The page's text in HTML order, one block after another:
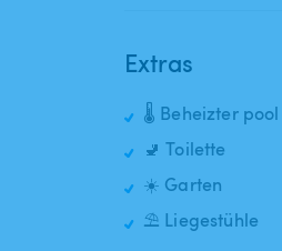
Extras
🌡️ Beheizter pool
🚽 Toilette
☀️ Garten
⛱️ Liegestühle